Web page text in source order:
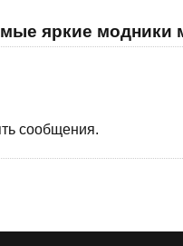
яркие модники
сообщения.